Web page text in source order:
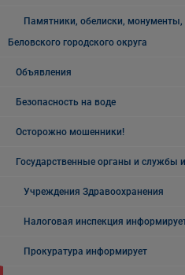
Памятники, обелиски,
Беловского городского округа
Объявления
Безопасность на воде
Осторожно мошенники!
Государственные органы и службы
Учреждения Здравоохранения
Налоговая инспекция
Прокуратура информирует